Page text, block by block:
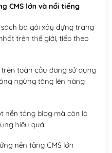
CMS lớn và nổi tiếng
ba gói xây dựng trang
trên thế giới, tiếp theo
toàn cầu đang sử dụng
ngừng tăng lên hàng
nền tảng blog mà còn là
hiệu quả.
nền tảng CMS lớn